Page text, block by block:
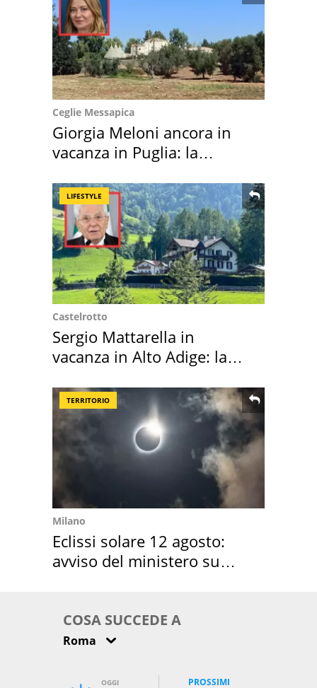
Ceglie Messapica
Giorgia Meloni ancora in
vacanza in Puglia: la
LIFESTYLE
Castelrotto
Sergio Mattarella in
vacanza in Alto Adige: la
TERRITORIO
Milano
Eclissi solare 12 agosto:
avviso del ministero su